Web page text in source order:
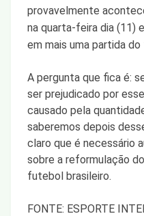
provavelmente
na quarta-feira dia (11)
em mais uma partida
A pergunta que fica é:
ser prejudicado por
causado pela
saberemos depois
claro que é necessário
sobre a reformulação
futebol brasileiro.
FONTE: ESPORTE